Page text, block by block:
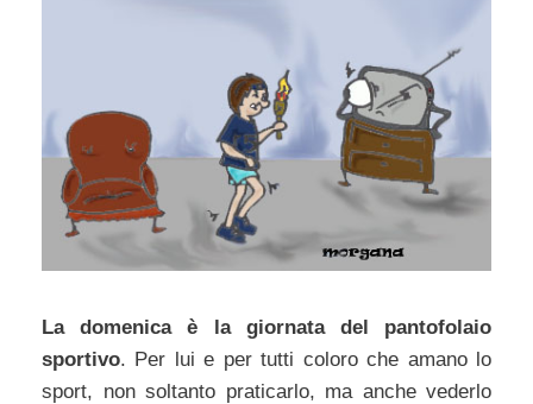
La domenica è la giornata del pantofolaio
sportivo. Per lui e per tutti coloro che amano lo
sport, non soltanto praticarlo, ma anche vederlo